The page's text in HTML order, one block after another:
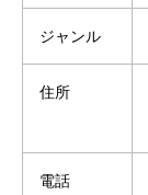
ジャンル
住所
電話